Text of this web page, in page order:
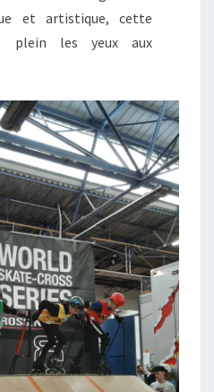
et artistique, cette
plein les yeux aux